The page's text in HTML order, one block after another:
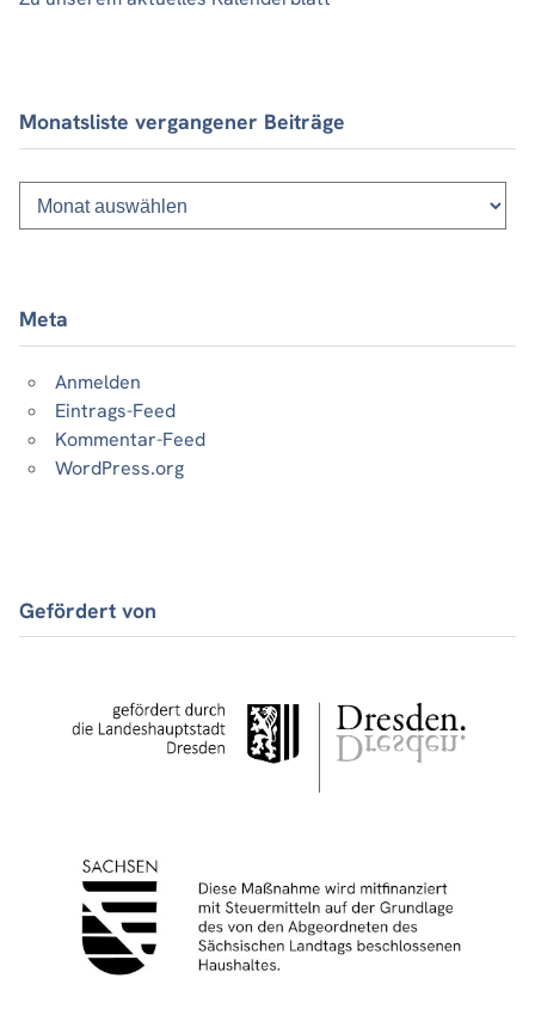
Monatsliste vergangener Beiträge
Monatsliste
vergangener
Beiträge
Meta
Anmelden
Eintrags-Feed
Kommentar-Feed
WordPress.org
Gefördert von